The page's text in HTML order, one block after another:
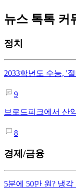
뉴스 톡톡 커
정치
2033학년도 수능, '
9
브로드피크에서 산
8
경제/금융
5분에 50만 원? 냉